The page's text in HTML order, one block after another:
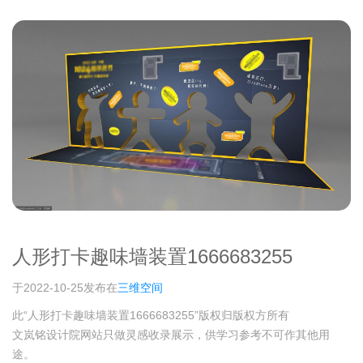
人形打卡趣味墙装置1666683255
于2022-10-25发布在三维空间
此“人形打卡趣味墙装置1666683255”版权归版权方所有
文岚铭设计院网站只做灵感收录展示，供学习参考不可作其他用
途。